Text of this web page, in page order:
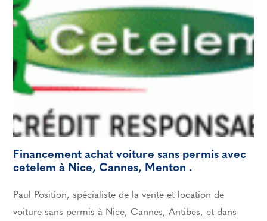
Financement achat voiture sans permis avec
cetelem à Nice, Cannes, Menton .
Paul Position, spécialiste de la vente et location de
voiture sans permis à Nice, Cannes, Antibes, et dans